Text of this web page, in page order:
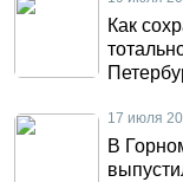
Как
17 июля
В